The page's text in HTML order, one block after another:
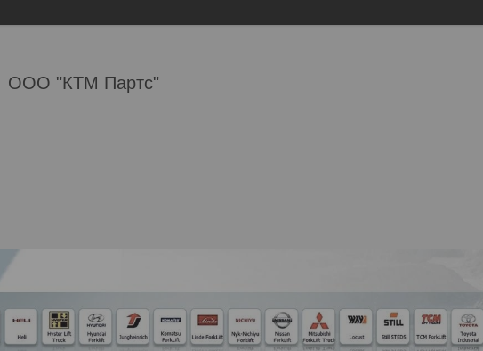
ООО "КТМ Партс"